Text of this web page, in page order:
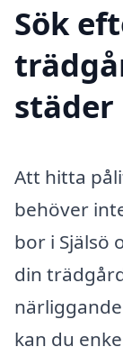
Sök
städer
Att hitta
behöver
bor i Själsö
din
kan du